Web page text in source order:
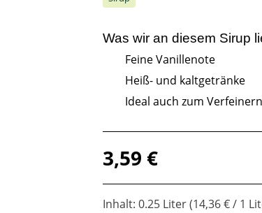
Was wir an diesem Sirup
Feine Vanillenote
Heiß- und kaltgetränke
Ideal auch zum
Regulärer Preis:
3,59 €
Inhalt: 0.25 Liter(14,36 € / 1